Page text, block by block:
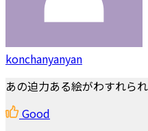
konchanyanyan
あの迫力ある絵がわすれられ
Good